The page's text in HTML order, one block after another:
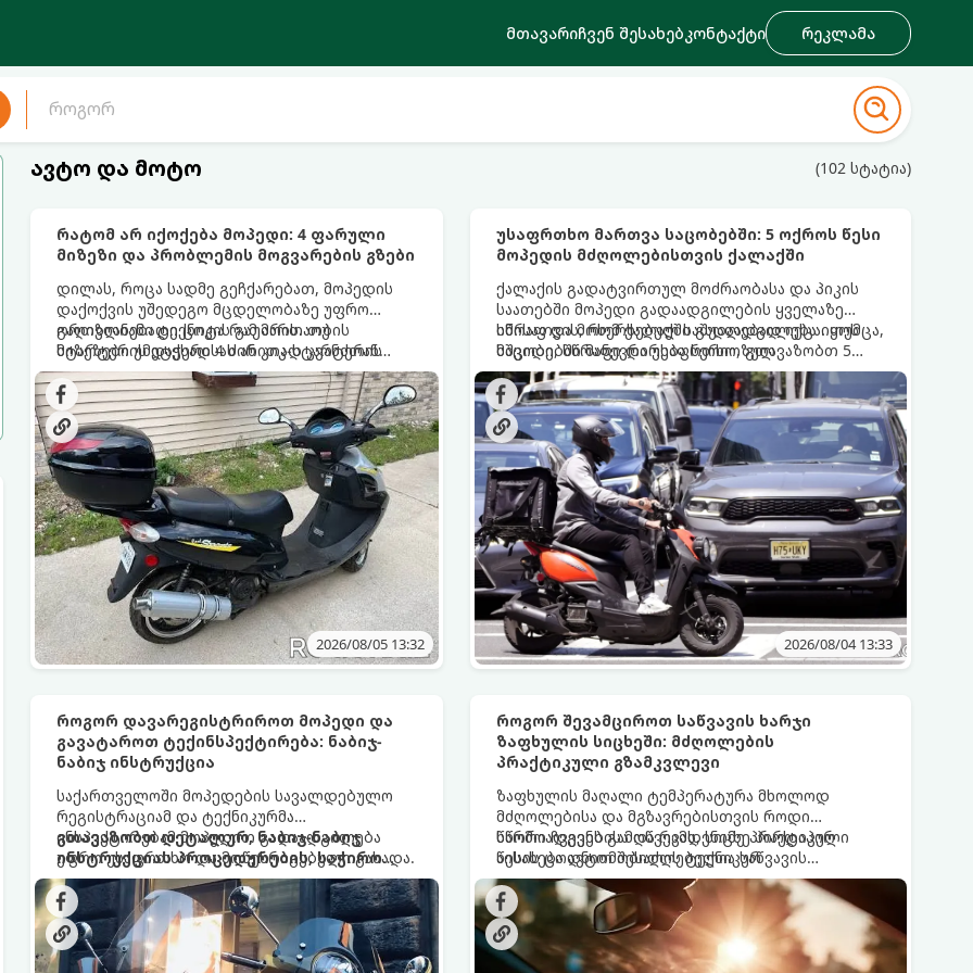
მთავარიჩვენ შესახებკონტაქტი რეკლამა
ავტო და მოტო (102 სტატია)
რატომ არ იქოქება მოპედი: 4 ფარული
მიზეზი და პრობლემის მოგვარების გზები
დილას, როცა სადმე გეჩქარებათ, მოპედის
დაქოქვის უშედეგო მცდელობაზე უფრო
გაღიზიანებადი ცოტა რამ არის. თუ
სტარტერის დაჭერისას ან კიკ-სტარტერის
(ფეხის სატერფულის) დაწოლისას ძრავი არ
რეაგირებს, პანიკა საჭირო არ არის.
ორთვლიანი ტექნიკის გაუმართაობის
მიზეზები უმეტესად 4 ძირითად კვანძთან
არის დაკავშირებული. განვიხილოთ, როგორ
იჩენს თავს ეს პრობლემები და როგორ
მოვაგვაროთ ისინი.
2026/08/05 13:32
როგორ დავარეგისტრიროთ მოპედი და
გავატაროთ ტექინსპექტირება: ნაბიჯ-
ნაბიჯ ინსტრუქცია
საქართველოში მოპედების სავალდებულო
რეგისტრაციამ და ტექნიკურმა
ინსპექტირებამ მოპედით გადაადგილება
უფრო უსაფრთხო და მოწესრიგებული გახადა.
თუ ფლობთ ან გეგმავთ მოპედის შეძენას
(ძრავის მოცულობით 50 კუბ.სმ-მდე ან
ელექტროძრავის სიმძლავრით 4 კვტ-მდე),
აუცილებელია იცოდეთ, როგორ გაიაროთ
რეგისტრაცია და პერიოდული ტექნიკური
გთავაზობთ დეტალურ, ნაბიჯ-ნაბიჯ
ინსტრუქციას პროცედურების, საჭირო
დოკუმენტაციისა და ხარჯების შესახებ.
უსაფრთხო მართვა საცობებში: 5 ოქროს წესი
მოპედის მძღოლებისთვის ქალაქში
ქალაქის გადატვირთულ მოძრაობასა და პიკის
საათებში მოპედი გადაადგილების ყველაზე
სწრაფ და მოხერხებულ საშუალებად იქცა. თუმცა,
საცობებში მანევრირება სერიოზულ
ყურადღებასა და სიფრთხილეს მოითხოვს -
ორთვლიანი ტრანსპორტი ავტომობილებთან
შედარებით ბევრად მოწყვლადია.
იმისათვის, რომ ქალაქში გადაადგილება იყოს
მშვიდი, სწრაფი და უსაფრთხო, გთავაზობთ 5
ოქროს წესს, რომელიც თითოეულმა მოპედის
მძღოლმა უნდა გაითვალისწინოს.
2026/08/04 13:33
როგორ შევამციროთ საწვავის ხარჯი
ზაფხულის სიცხეში: მძღოლების
პრაქტიკული გზამკვლევი
ზაფხულის მაღალი ტემპერატურა მხოლოდ
მძღოლებისა და მგზავრებისთვის როდი
წარმოადგენს გამოწვევას, სიცხე პირდაპირ
აისახება ავტომობილის ტექნიკურ
მდგომარეობასა და საწვავის მოხმარებაზე. ცხელ
სეზონზე ბენზინისა თუ დიზელის ხარჯი ხშირად
საგრძნობლად იმატებს, რაც ავტომატურად
ზრდის ყოველდღიურ დანახარჯებს.
სწორი ჩვევებისა და რამდენიმე პრაქტიკული
წესის ცოდნით შესაძლებელია საწვავის
მოხმარება ოპტიმალურ ნიშნულზე
შევინარჩუნოთ.